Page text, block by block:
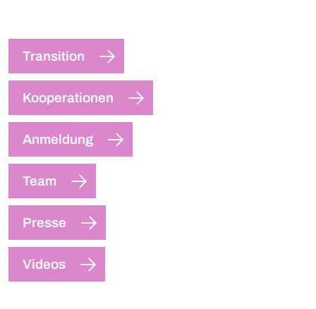
Transition
Kooperationen
Anmeldung
Team
Presse
Videos